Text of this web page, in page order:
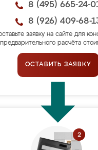
8 (495) 665-24-
8 (926) 409-68-
заявку на сайте для
предварительного расчёта
ОСТАВИТЬ ЗАЯВКУ